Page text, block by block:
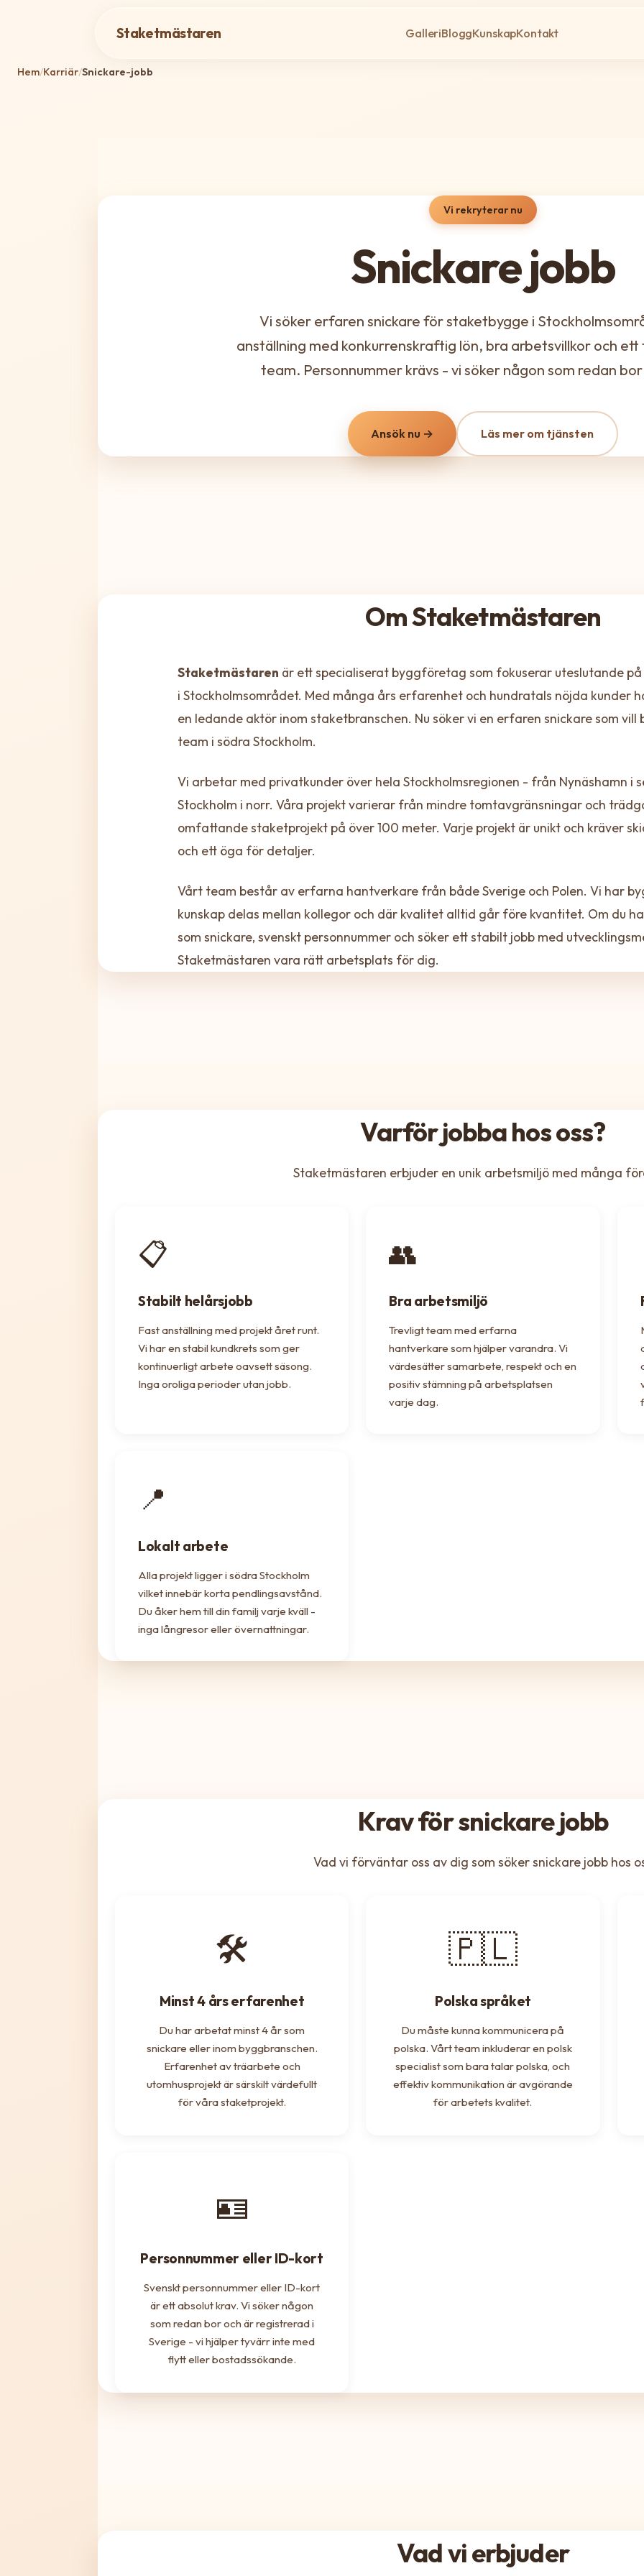
Staketmästaren GalleriBloggKunskapKontakt
Hem/Karriär/Snickare-jobb
Vi rekryterar nu
Snickare jobb
Vi söker erfaren snickare för staketbygge i
anställning med konkurrenskraftig lön, bra arbetsvillkor och
team. Personnummer krävs - vi söker någon som redan
Ansök nu → Läs mer om tjänsten
Om Staketmästaren
Staketmästaren är ett specialiserat byggföretag som fokuserar uteslutande
i Stockholmsområdet. Med många års erfarenhet och hundratals nöjda kunder
en ledande aktör inom staketbranschen. Nu söker vi en erfaren snickare som
team i södra Stockholm.
Vi arbetar med privatkunder över hela Stockholmsregionen - från Nynäshamn i
Stockholm i norr. Våra projekt varierar från mindre tomtavgränsningar och
omfattande staketprojekt på över 100 meter. Varje projekt är unikt och kräver
och ett öga för detaljer.
Vårt team består av erfarna hantverkare från både Sverige och Polen. Vi har
kunskap delas mellan kollegor och där kvalitet alltid går före kvantitet. Om du
som snickare, svenskt personnummer och söker ett stabilt jobb med
Staketmästaren vara rätt arbetsplats för dig.
Varför jobba hos oss?
Staketmästaren erbjuder en unik arbetsmiljö med många
📋
Stabilt helårsjobb
Fast anställning med projekt året runt.
Vi har en stabil kundkrets som ger
kontinuerligt arbete oavsett säsong.
Inga oroliga perioder utan jobb.
👥
Bra arbetsmiljö
Trevligt team med erfarna
hantverkare som hjälper varandra. Vi
värdesätter samarbete, respekt och en
positiv stämning på arbetsplatsen
varje dag.
📍
Lokalt arbete
Alla projekt ligger i södra Stockholm
vilket innebär korta pendlingsavstånd.
Du åker hem till din familj varje kväll -
inga långresor eller övernattningar.
Krav för snickare jobb
Vad vi förväntar oss av dig som söker snickare jobb hos
🛠️
Minst 4 års erfarenhet
Du har arbetat minst 4 år som
snickare eller inom byggbranschen.
Erfarenhet av träarbete och
utomhusprojekt är särskilt värdefullt
för våra staketprojekt.
🇵🇱
Polska språket
Du måste kunna kommunicera på
polska. Vårt team inkluderar en polsk
specialist som bara talar polska, och
effektiv kommunikation är avgörande
för arbetets kvalitet.
🪪
Personnummer eller ID-kort
Svenskt personnummer eller ID-kort
är ett absolut krav. Vi söker någon
som redan bor och är registrerad i
Sverige - vi hjälper tyvärr inte med
flytt eller bostadssökande.
Vad vi erbjuder